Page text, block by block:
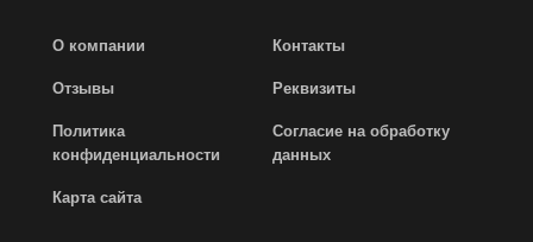
О компании Контакты
Отзывы Реквизиты
Политика
конфиденциальности
Согласие на обработку
данных
Карта сайта